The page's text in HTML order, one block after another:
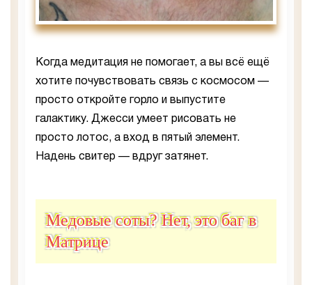
Когда медитация не помогает, а вы всё ещё
хотите почувствовать связь с космосом —
просто откройте горло и выпустите
галактику. Джесси умеет рисовать не
просто лотос, а вход в пятый элемент.
Надень свитер — вдруг затянет.
Медовые соты? Нет, это баг в
Матрице